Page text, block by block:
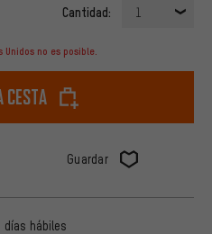
Cantidad: 1
Unidos no es posible.
cesta
Guardar
días hábiles